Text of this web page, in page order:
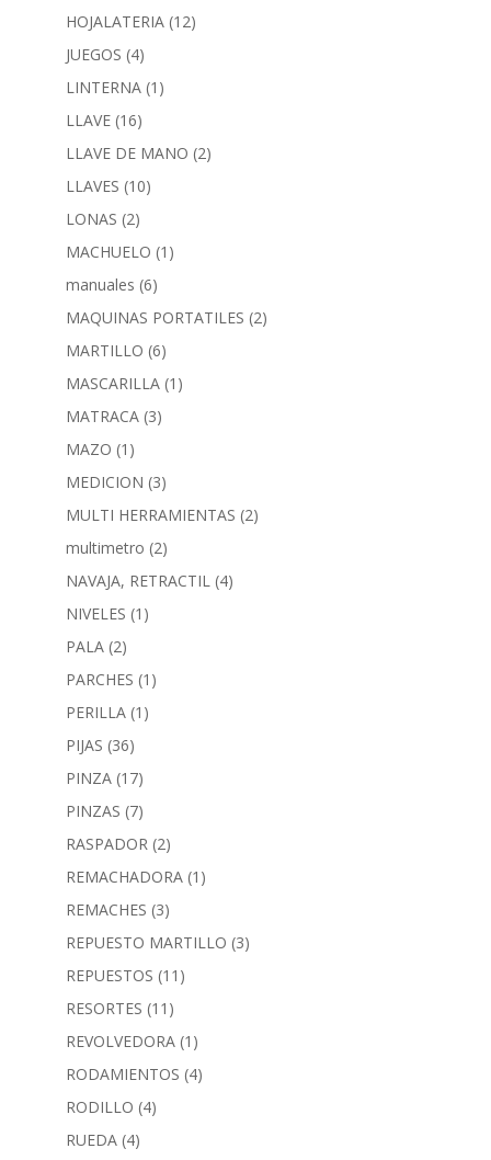
HOJALATERIA (12)
JUEGOS (4)
LINTERNA (1)
LLAVE (16)
LLAVE DE MANO (2)
LLAVES (10)
LONAS (2)
MACHUELO (1)
manuales (6)
MAQUINAS PORTATILES (2)
MARTILLO (6)
MASCARILLA (1)
MATRACA (3)
MAZO (1)
MEDICION (3)
MULTI HERRAMIENTAS (2)
multimetro (2)
NAVAJA, RETRACTIL (4)
NIVELES (1)
PALA (2)
PARCHES (1)
PERILLA (1)
PIJAS (36)
PINZA (17)
PINZAS (7)
RASPADOR (2)
REMACHADORA (1)
REMACHES (3)
REPUESTO MARTILLO (3)
REPUESTOS (11)
RESORTES (11)
REVOLVEDORA (1)
RODAMIENTOS (4)
RODILLO (4)
RUEDA (4)